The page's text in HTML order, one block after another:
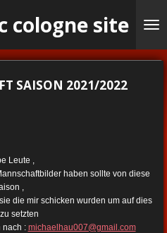
cologne site
SAISON 2021/2022
Leute ,
haben sollte von diese
,
die mir schicken wurden um auf dies
setzten
nach : michaelhau007@gmail.com